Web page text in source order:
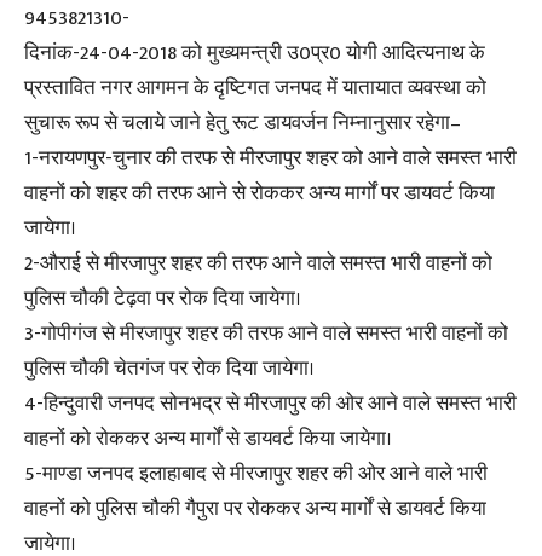
9453821310-
दिनांक-24-04-2018 को मुख्यमन्त्री उ0प्र0 योगी आदित्यनाथ के
प्रस्तावित नगर आगमन के दृष्टिगत जनपद में यातायात व्यवस्था को
सुचारू रूप से चलाये जाने हेतु रूट डायवर्जन निम्नानुसार रहेगा–
1-नरायणपुर-चुनार की तरफ से मीरजापुर शहर को आने वाले समस्त भारी
वाहनों को शहर की तरफ आने से रोककर अन्य मार्गों पर डायवर्ट किया
जायेगा।
2-औराई से मीरजापुर शहर की तरफ आने वाले समस्त भारी वाहनों को
पुलिस चौकी टेढ़वा पर रोक दिया जायेगा।
3-गोपीगंज से मीरजापुर शहर की तरफ आने वाले समस्त भारी वाहनों को
पुलिस चौकी चेतगंज पर रोक दिया जायेगा।
4-हिन्दुवारी जनपद सोनभद्र से मीरजापुर की ओर आने वाले समस्त भारी
वाहनों को रोककर अन्य मार्गों से डायवर्ट किया जायेगा।
5-माण्डा जनपद इलाहाबाद से मीरजापुर शहर की ओर आने वाले भारी
वाहनों को पुलिस चौकी गैपुरा पर रोककर अन्य मार्गों से डायवर्ट किया
जायेगा।